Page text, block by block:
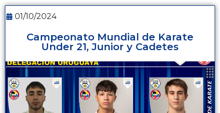
01/10/2024
Campeonato Mundial de Karate
Under 21, Junior y Cadetes